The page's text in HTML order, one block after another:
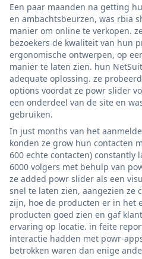
Een paar maanden na getting
en ambachtsbeurzen, was rbia
manier om online te verkopen.
bezoekers de kwaliteit van hun
ergonomische ontwerpen, op
manier te laten zien. hun
adequate oplossing. ze
options voordat ze powr slider
een onderdeel van de site en
gebruiken.
In just months van het
konden ze grow hun contacten
600 echte contacten) constantly
6000 volgers met behulp van
ze added powr slider als een
snel te laten zien, aangezien ze
zijn, hoe de producten er in het
producten goed zien en gaf
ervaring op locatie. in feite
interactie hadden met powr-
betrokken waren dan enige